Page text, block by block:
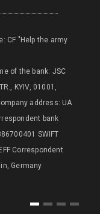
CF "Help the army
of the bank: JSC
KYIV, 01001,
address: UA
bank
SWIFT
Correspondent
Germany
1 2 3 4